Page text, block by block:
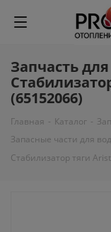
Запчасть
(65152066)
Главная - Каталог -
Запасные части для
Cтабилизатор тяги